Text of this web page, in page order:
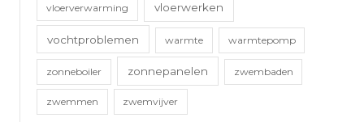
vloerverwarming vloerwerken
vochtproblemen warmte warmtepomp
zonneboiler zonnepanelen zwembaden
zwemmen zwemvijver